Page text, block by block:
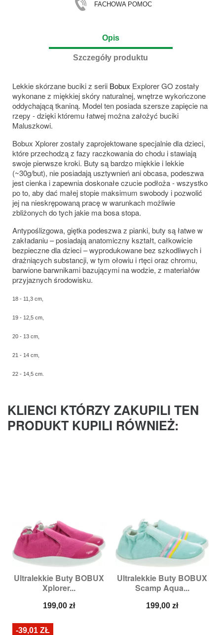
FACHOWA POMOC
Opis
Szczegóły produktu
Lekkie skórzane buciki z serii Bobux Explorer GO zostały
wykonane z miękkiej skóry naturalnej, wnętrze wykończone
oddychającą tkaniną. Model ten posiada szersze zapięcie na
rzepy - dzięki któremu łatwej można założyć buciki
Maluszkowi.
Bobux Xplorer zostały zaprojektowane specjalnie dla dzieci,
które przechodzą z fazy raczkowania do chodu i stawiają
swoje pierwsze kroki. Buty są bardzo miękkie i lekkie
(~30g/but), nie posiadają usztywnień ani obcasa, podeszwa
jest cienka i zapewnia doskonałe czucie podłoża - wszystko
po to, aby dać małej stopie maksimum swobody i pozwolić
jej na nieskrępowaną pracę w warunkach możliwie
zbliżonych do tych jakie ma bosa stopa.
Antypoślizgowa, giętka podeszwa z pianki, buty są łatwe w
zakładaniu – posiadają anatomiczny kształt, całkowicie
bezpieczne dla dzieci – wyprodukowane bez szkodliwych i
drażniących substancji, w tym ołowiu i rtęci oraz chromu,
barwione barwnikami bazującymi na wodzie, z materiałów
przyjaznych środowisku.
18 - 11,3 cm,
19 - 12,5 cm,
20 - 13 cm,
21 - 14 cm,
22 - 14,5 cm.
KLIENCI KTÓRZY ZAKUPILI TEN
PRODUKT KUPILI RÓWNIEŻ:
Ultralekkie Buty BOBUX
Xplorer...
Cena
199,00 zł
Ultralekkie Buty BOBUX
Scamp Aqua...
Cena
199,00 zł
-39,01 ZŁ